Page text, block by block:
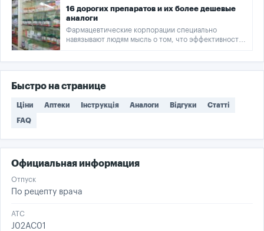
16 дорогих препаратов и их более дешевые
аналоги
Фармацевтические корпорации специально
навязывают людям мысль о том, что эффективность
Быстро на странице
Ціни Аптеки Інструкція Аналоги Відгуки Статті
FAQ
Официальная информация
Отпуск
По рецепту врача
ATC
J02AC01